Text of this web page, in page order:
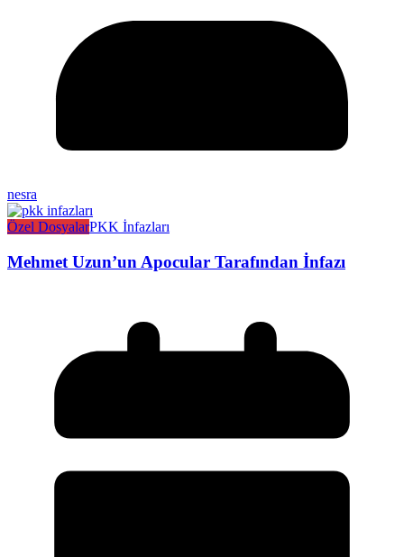
nesra
Özel DosyalarPKK İnfazları
Mehmet Uzun’un Apocular Tarafından İnfazı